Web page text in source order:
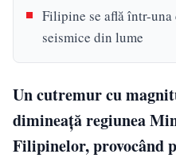
Filipine se află într-
seismice din lume
Un cutremur cu
dimineață regiunea
Filipinelor, provocând